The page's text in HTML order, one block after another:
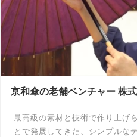
京和傘の老舗ベンチャー 株
最高級の素材と技術で作り上げ
とで発展してきた、シンプルな